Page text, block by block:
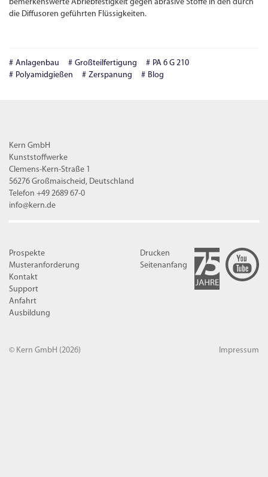
bemerkenswerte Abriebfestigkeit gegen abrasive Stoffe in den durch
die Diffusoren geführten Flüssigkeiten.
Anlagenbau Großteilfertigung
PA 6 G 210
Polyamidgießen
Zerspanung Blog
Kern GmbH
Kunststoffwerke
Clemens-Kern-Straße 1
56276 Großmaischeid, Deutschland
Telefon +49 2689 67-0
info@kern.de
Prospekte
Musteranforderung
Kontakt
Support
Anfahrt
Ausbildung
Drucken
Seitenanfang
© Kern GmbH (2026) Impressum